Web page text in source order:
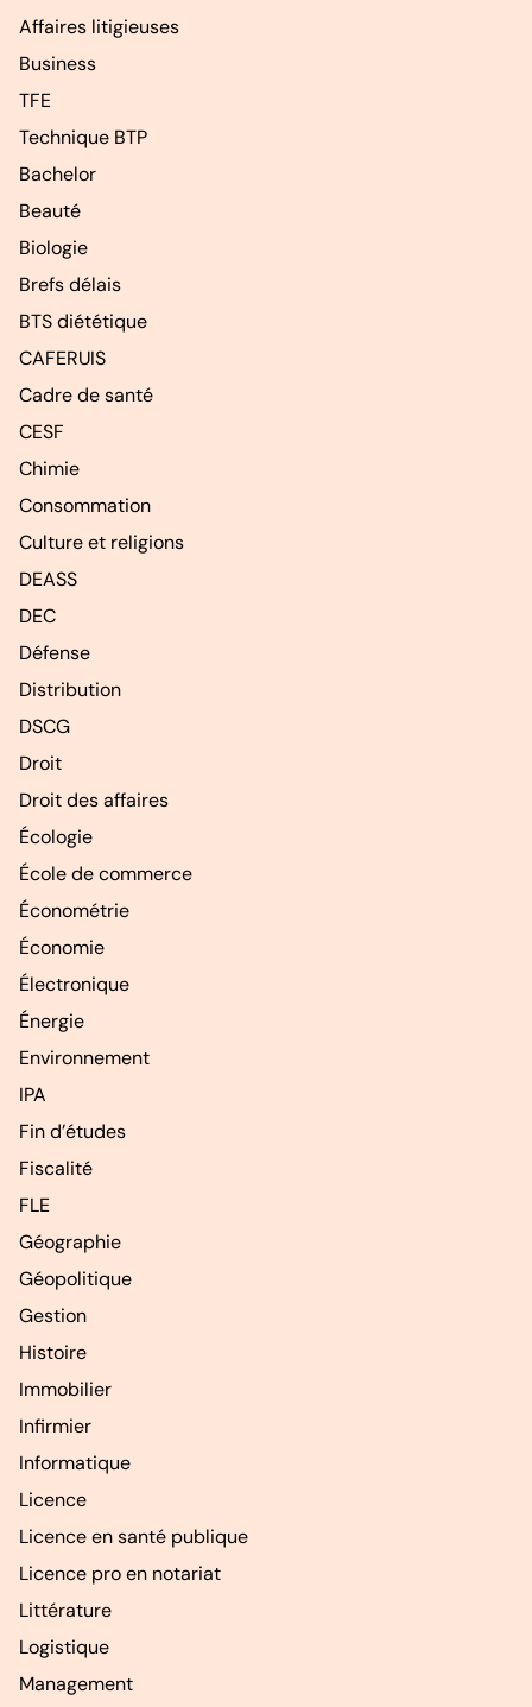
Affaires litigieuses
Business
TFE
Technique BTP
Bachelor
Beauté
Biologie
Brefs délais
BTS diététique
CAFERUIS
Cadre de santé
CESF
Chimie
Consommation
Culture et religions
DEASS
DEC
Défense
Distribution
DSCG
Droit
Droit des affaires
Écologie
École de commerce
Économétrie
Économie
Électronique
Énergie
Environnement
IPA
Fin d’études
Fiscalité
FLE
Géographie
Géopolitique
Gestion
Histoire
Immobilier
Infirmier
Informatique
Licence
Licence en santé publique
Licence pro en notariat
Littérature
Logistique
Management